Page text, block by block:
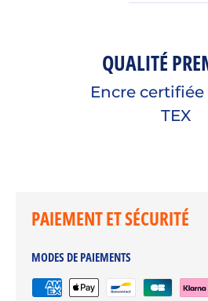
QUALITÉ
Encre certifiée
TEX
PAIEMENT ET SÉCURITÉ
MODES DE PAIEMENTS